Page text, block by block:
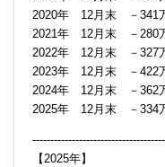
2020年 12月末 －341
2021年 12月末 －280
2022年 12月末 －327
2023年 12月末 －422
2024年 12月末 －362
2025年 12月末 －334
【2025年】